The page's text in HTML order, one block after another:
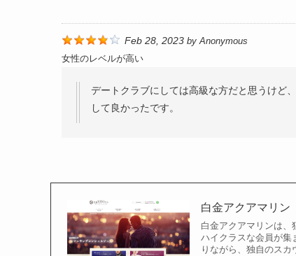
Feb 28, 2023 by Anonymous
女性のレベルが高い
デートクラブにしては高級な方だと思うけど
して良かったです。
白金アクアマリン
白金アクアマリンは、
ハイクラスな会員が集
りながら、独自のスカ